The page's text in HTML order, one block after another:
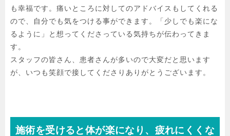
も幸福です。痛いところに対してのアドバイスもしてくれる
ので、自分でも気をつける事ができます。「少しでも楽にな
るように」と想ってくださっている気持ちが伝わってきま
す。
スタッフの皆さん、患者さんが多いので大変だと思います
が、いつも笑顔で接してくださりありがとうございます。
施術を受けると体が楽になり、疲れにくくな